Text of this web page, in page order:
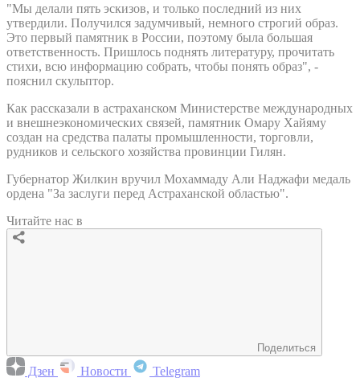
"Мы делали пять эскизов, и только последний из них
утвердили. Получился задумчивый, немного строгий образ.
Это первый памятник в России, поэтому была большая
ответственность. Пришлось поднять литературу, прочитать
стихи, всю информацию собрать, чтобы понять образ", -
пояснил скульптор.
Как рассказали в астраханском Министерстве международных
и внешнеэкономических связей, памятник Омару Хайяму
создан на средства палаты промышленности, торговли,
рудников и сельского хозяйства провинции Гилян.
Губернатор Жилкин вручил Мохаммаду Али Наджафи медаль
ордена "За заслуги перед Астраханской областью".
Читайте нас в
Поделиться
Дзен Новости Telegram